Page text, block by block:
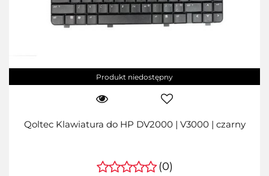
Produkt niedostępny
Qoltec Klawiatura do HP DV2000 | V3000 | czarny
(0)